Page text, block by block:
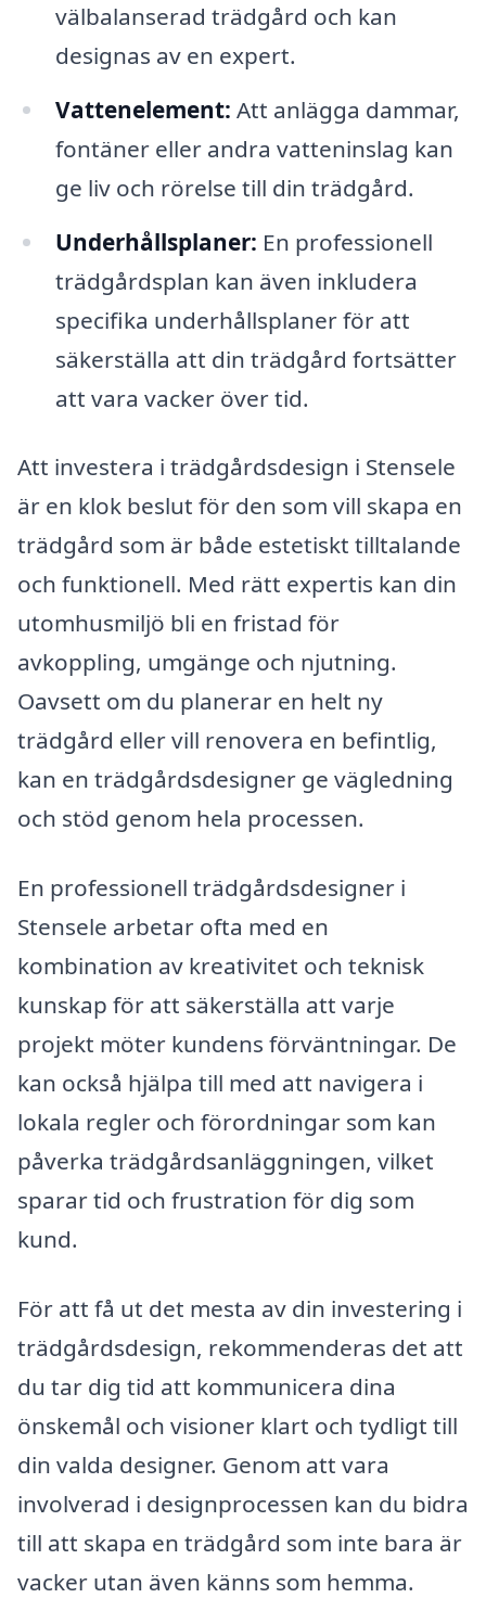
välbalanserad trädgård och kan
designas av en expert.
Vattenelement: Att anlägga dammar,
fontäner eller andra vatteninslag kan
ge liv och rörelse till din trädgård.
Underhållsplaner: En professionell
trädgårdsplan kan även inkludera
specifika underhållsplaner för att
säkerställa att din trädgård fortsätter
att vara vacker över tid.
Att investera i trädgårdsdesign i Stensele
är en klok beslut för den som vill skapa en
trädgård som är både estetiskt tilltalande
och funktionell. Med rätt expertis kan din
utomhusmiljö bli en fristad för
avkoppling, umgänge och njutning.
Oavsett om du planerar en helt ny
trädgård eller vill renovera en befintlig,
kan en trädgårdsdesigner ge vägledning
och stöd genom hela processen.
En professionell trädgårdsdesigner i
Stensele arbetar ofta med en
kombination av kreativitet och teknisk
kunskap för att säkerställa att varje
projekt möter kundens förväntningar. De
kan också hjälpa till med att navigera i
lokala regler och förordningar som kan
påverka trädgårdsanläggningen, vilket
sparar tid och frustration för dig som
kund.
För att få ut det mesta av din investering i
trädgårdsdesign, rekommenderas det att
du tar dig tid att kommunicera dina
önskemål och visioner klart och tydligt till
din valda designer. Genom att vara
involverad i designprocessen kan du bidra
till att skapa en trädgård som inte bara är
vacker utan även känns som hemma.